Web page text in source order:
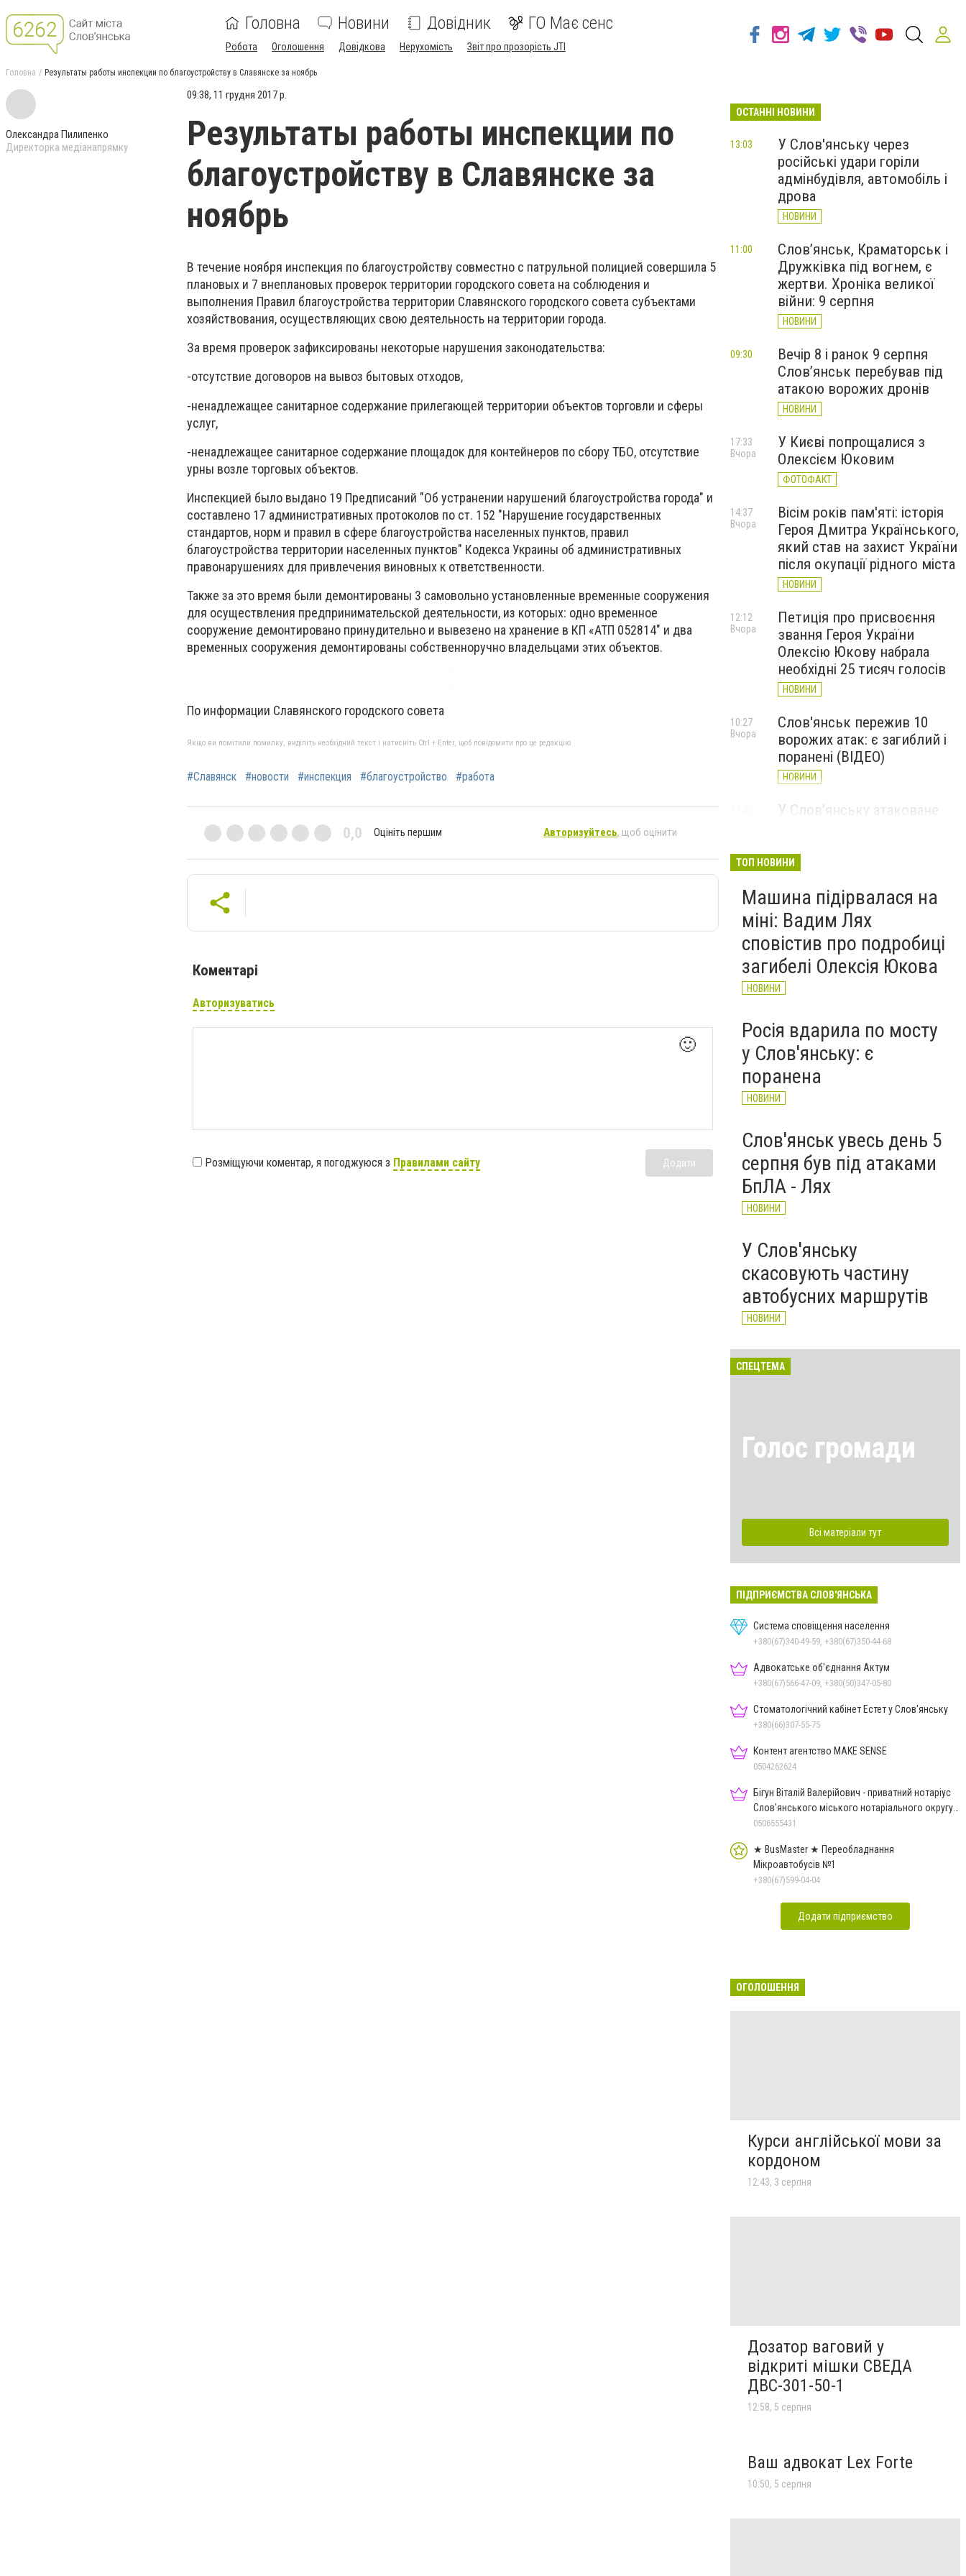
Головна Новини Довідник ГО Має сенс
Робота Оголошення Довідкова Нерухомість Звіт про прозорість JTI
Головна Результаты работы инспекции по благоустройству в Славянске за ноябрь
Олександра Пилипенко
Директорка медіанапрямку
09:38, 11 грудня 2017 р.
Результаты работы инспекции по
благоустройству в Славянске за
ноябрь
В течение ноября инспекция по благоустройству совместно с патрульной полицией совершила 5
плановых и 7 внеплановых проверок территории городского совета на соблюдения и
выполнения Правил благоустройства территории Славянского городского совета субъектами
хозяйствования, осуществляющих свою деятельность на территории города.
За время проверок зафиксированы некоторые нарушения законодательства:
-отсутствие договоров на вывоз бытовых отходов,
-ненадлежащее санитарное содержание прилегающей территории объектов торговли и сферы
услуг,
-ненадлежащее санитарное содержание площадок для контейнеров по сбору ТБО, отсутствие
урны возле торговых объектов.
Инспекцией было выдано 19 Предписаний "Об устранении нарушений благоустройства города" и
составлено 17 административных протоколов по ст. 152 "Нарушение государственных
стандартов, норм и правил в сфере благоустройства населенных пунктов, правил
благоустройства территории населенных пунктов" Кодекса Украины об административных
правонарушениях для привлечения виновных к ответственности.
Также за это время были демонтированы 3 самовольно установленные временные сооружения
для осуществления предпринимательской деятельности, из которых: одно временное
сооружение демонтировано принудительно и вывезено на хранение в КП «АТП 052814" и два
временных сооружения демонтированы собственноручно владельцами этих объектов.
По информации Славянского городского совета
Якщо ви помітили помилку, виділіть необхідний текст і натисніть Ctrl + Enter, щоб повідомити про це редакцію
#Славянск #новости #инспекция #благоустройство #работа
0,0 Оцініть першим Авторизуйтесь, щоб оцінити
Коментарі
Авторизуватись
🙂
Розміщуючи коментар, я погоджуюся з Правилами сайту Додати
ОСТАННІ НОВИНИ
У Слов'янську через
російські удари горіли
адмінбудівля, автомобіль і
дрова
НОВИНИ
13:03
Слов’янськ, Краматорськ і
Дружківка під вогнем, є
жертви. Хроніка великої
війни: 9 серпня
НОВИНИ
11:00
Вечір 8 і ранок 9 серпня
Слов’янськ перебував під
атакою ворожих дронів
НОВИНИ
09:30
У Києві попрощалися з
Олексієм Юковим
ФОТОФАКТ
17:33
Вчора
Вісім років пам'яті: історія
Героя Дмитра Українського,
який став на захист України
після окупації рідного міста
НОВИНИ
14:37
Вчора
Петиція про присвоєння
звання Героя України
Олексію Юкову набрала
необхідні 25 тисяч голосів
НОВИНИ
12:12
Вчора
Слов'янськ пережив 10
ворожих атак: є загиблий і
поранені (ВІДЕО)
НОВИНИ
10:27
Вчора
У Слов’янську атаковане
НОВИНИ
ТОП НОВИНИ
Машина підірвалася на
міні: Вадим Лях
сповістив про подробиці
загибелі Олексія Юкова
НОВИНИ
Росія вдарила по мосту
у Слов'янську: є
поранена
НОВИНИ
Слов'янськ увесь день 5
серпня був під атаками
БпЛА - Лях
НОВИНИ
У Слов'янську
скасовують частину
автобусних маршрутів
НОВИНИ
СПЕЦТЕМА
Голос громади
Всі матеріали тут
ПІДПРИЄМСТВА СЛОВ'ЯНСЬКА
Система сповіщення населення
+380(67)340-49-59, +380(67)350-44-68
Адвокатське об'єднання Актум
+380(67)566-47-09, +380(50)347-05-80
Стоматологічний кабінет Естет у Слов'янську
+380(66)307-55-75
Контент агентство MAKE SENSE
0504262624
Бігун Віталій Валерійович - приватний нотаріус
Слов'янського міського нотаріального округу
Дон.обл.
0506555431
★ BusMaster ★ Переобладнання
Мікроавтобусів №1
+380(67)599-04-04
Додати підприємство
ОГОЛОШЕННЯ
Курси англійської мови за
кордоном
12:43, 3 серпня
Дозатор ваговий у
відкриті мішки СВЕДА
ДВС-301-50-1
12:58, 5 серпня
Ваш адвокат Lex Forte
10:50, 5 серпня